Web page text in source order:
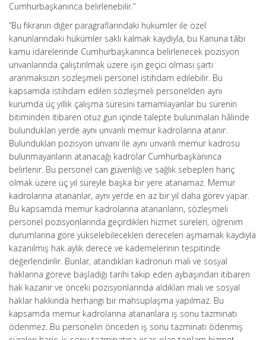
Cumhurbaşkanınca belirlenebilir.”
“Bu fıkranın diğer paragraflarındaki hükümler ile özel
kanunlarındaki hükümler saklı kalmak kaydıyla, bu Kanuna tâbi
kamu idarelerinde Cumhurbaşkanınca belirlenecek pozisyon
unvanlarında çalıştırılmak üzere işin geçici olması şartı
aranmaksızın sözleşmeli personel istihdam edilebilir. Bu
kapsamda istihdam edilen sözleşmeli personelden aynı
kurumda üç yıllık çalışma süresini tamamlayanlar bu sürenin
bitiminden itibaren otuz gün içinde talepte bulunmaları hâlinde
bulundukları yerde aynı unvanlı memur kadrolarına atanır.
Bulundukları pozisyon unvanı ile aynı unvanlı memur kadrosu
bulunmayanların atanacağı kadrolar Cumhurbaşkanınca
belirlenir. Bu personel can güvenliği ve sağlık sebepleri hariç
olmak üzere üç yıl süreyle başka bir yere atanamaz. Memur
kadrolarına atananlar, aynı yerde en az bir yıl daha görev yapar.
Bu kapsamda memur kadrolarına atananların, sözleşmeli
personel pozisyonlarında geçirdikleri hizmet süreleri, öğrenim
durumlarına göre yükselebilecekleri dereceleri aşmamak kaydıyla
kazanılmış hak aylık derece ve kademelerinin tespitinde
değerlendirilir. Bunlar, atandıkları kadronun mali ve sosyal
haklarına göreve başladığı tarihi takip eden aybaşından itibaren
hak kazanır ve önceki pozisyonlarında aldıkları mali ve sosyal
haklar hakkında herhangi bir mahsuplaşma yapılmaz. Bu
kapsamda memur kadrolarına atananlara iş sonu tazminatı
ödenmez. Bu personelin önceden iş sonu tazminatı ödenmiş